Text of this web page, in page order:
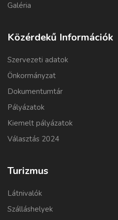
Galéria
Közérdekű Információk
Szervezeti adatok
Önkormányzat
Dokumentumtár
Pályázatok
Kiemelt pályázatok
Választás 2024
Turizmus
Látnivalók
Szálláshelyek